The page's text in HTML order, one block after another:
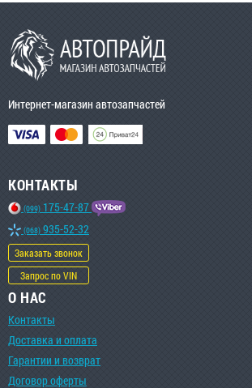
Интернет-магазин автозапчастей
КОНТАКТЫ
(099) 175-47-87
(068) 935-52-32
Заказать звонок
Запрос по VIN
О НАС
Контакты
Доставка и оплата
Гарантии и возврат
Договор оферты